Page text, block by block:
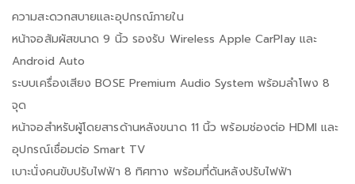
ความสะดวกสบายและอุปกรณ์ภายใน
หน้าจอสัมผัสขนาด 9 นิ้ว รองรับ Wireless Apple CarPlay และ
Android Auto
ระบบเครื่องเสียง BOSE Premium Audio System พร้อมลำโพง 8
จุด
หน้าจอสำหรับผู้โดยสารด้านหลังขนาด 11 นิ้ว พร้อมช่องต่อ HDMI และ
อุปกรณ์เชื่อมต่อ Smart TV
เบาะนั่งคนขับปรับไฟฟ้า 8 ทิศทาง พร้อมที่ดันหลังปรับไฟฟ้า